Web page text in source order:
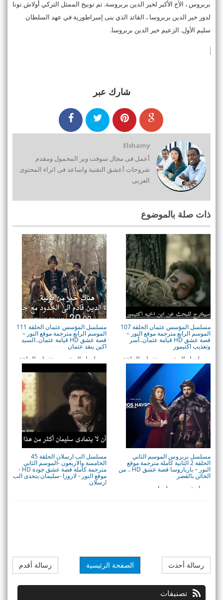
بربروس ، الأخ الأكبر لخير الدين بربروسة. تم توبيخ الممثل التركي أولاش تونا
لدور خير الدين بربروسا ، القائد الذي بنى إمبراطورية في عهد السلطان
سليم الأول. الزعيم خير الدين بربروسا.
شارك عبر
Elshamy
أعمل فى مجال سوفت وير المحمول ومقدم
شروحات أعشق التقنية واساعد فى اثراء المحتوى
العربى
ذات صلة بالموضوع
مسلسل المؤسس عثمان الحلقة 107
الموسم الرابع مترجمة موقع النور –
قصة عشق HD قيامة عثمان..أسر
وتعذيب اكتيمور
مسلسل المؤسس عثمان الحلقة
107 المئة كاملة - قيامة عثمان
الحلقة 107 م ...
مسلسل المؤسس عثمان الحلقة 111
الموسم الرابع مترجمة موقع النور –
قصة عشق HD قيامة عثمان..السيد
اكين ينقذ عثمان
مسلسل المؤسس عثمان الحلقة
الحلقة 111 م ...
مسلسل بربروس الموسم الثاني
الحلقة 2 الثانية كاملة مترجمة موقع
النور – باﺭﺑﺎﺭﻭﺳﺎ قصة عشق HD .. من
الخائن بالقصر
ميعاد عرض مسلسل بربروس
مسلسل الب ارسلان الحلقة 45
الخامسة والاربعون -الموسم الثاني
مترجمة كاملة قصة عشق جودة HD -
موقع النور - لاروزا -سليمان يتحدى الب
ارسلان
رسالة أحدث رسالة أقدم الصفحة الرئيسية
تصنيفات